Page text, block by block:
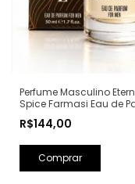
Perfume Masculino
Spice Farmasi Eau de
Carolina Herrera)
R$144,00